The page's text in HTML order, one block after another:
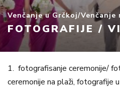
Venčanje u Grčkoj/Venčanje
FOTOGRAFIJE /
1. fotografisanje ceremonije/
ceremonije na plaži, fotografije